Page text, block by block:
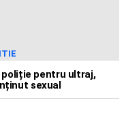
pentru ultraj,
sexual